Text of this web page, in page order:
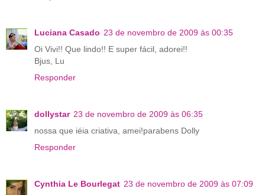
Luciana Casado 23 de novembro de 2009 às 00:35
Oi Vivi!! Que lindo!! E super fácil, adorei!!
Bjus, Lu
Responder
dollystar 23 de novembro de 2009 às 06:35
nossa que iéia criativa, amei!parabens Dolly
Responder
Cynthia Le Bourlegat 23 de novembro de 2009 às 07:09